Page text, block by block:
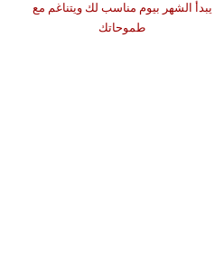
يبدأ الشهر بيوم مناسب لك ويتناغم مع
طموحاتك